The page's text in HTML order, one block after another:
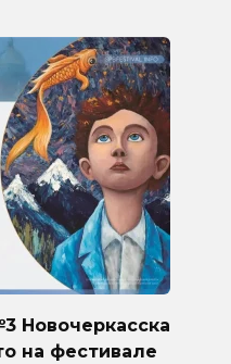
Новочеркасска
на фестивале